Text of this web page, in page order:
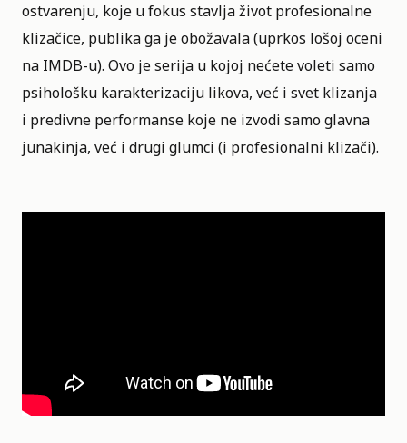
ostvarenju, koje u fokus stavlja život profesionalne
klizačice, publika ga je obožavala (uprkos lošoj oceni
na IMDB-u). Ovo je serija u kojoj nećete voleti samo
psihološku karakterizaciju likova, već i svet klizanja
i predivne performanse koje ne izvodi samo glavna
junakinja, već i drugi glumci (i profesionalni klizači).